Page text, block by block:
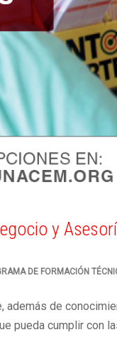
y
DE FORMACIÓN
además de
pueda cumplir con